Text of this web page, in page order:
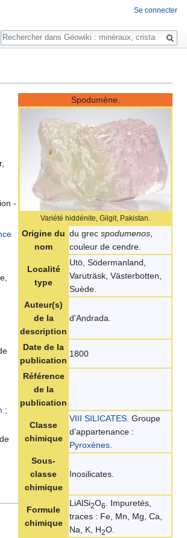
Spodumène.
Variété hiddénite, Gilgit, Pakistan.
Origine du
nom
du grec spodumenos,
couleur de cendre.
Localité
type
Utö, Södermanland,
Varuträsk, Västerbotten,
Suède.
Auteur(s)
de la
description
d'Andrada.
Date de la
publication
1800
Référence
de la
publication
Classe
chimique
VIII SILICATES. Groupe
d'appartenance :
Pyroxènes.
Sous-
classe
chimique
Inosilicates.
Formule
chimique
LiAlSi2O6. Impuretés,
traces : Fe, Mn, Mg, Ca,
Na, K, H2O.
-
;
Se connecter
Rechercher